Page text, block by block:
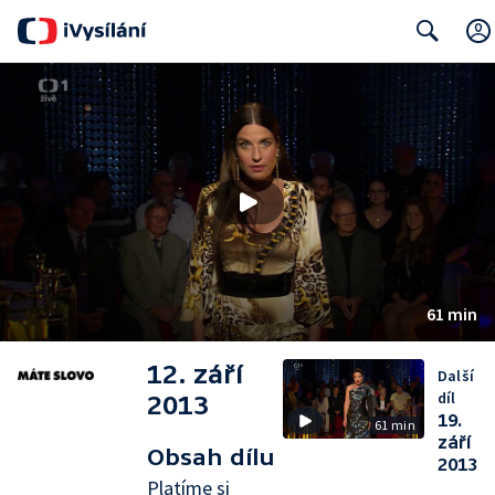
Search
61 min
12. září
2013
Obsah dílu
Platíme si
61 min
Další
díl
19.
září
2013